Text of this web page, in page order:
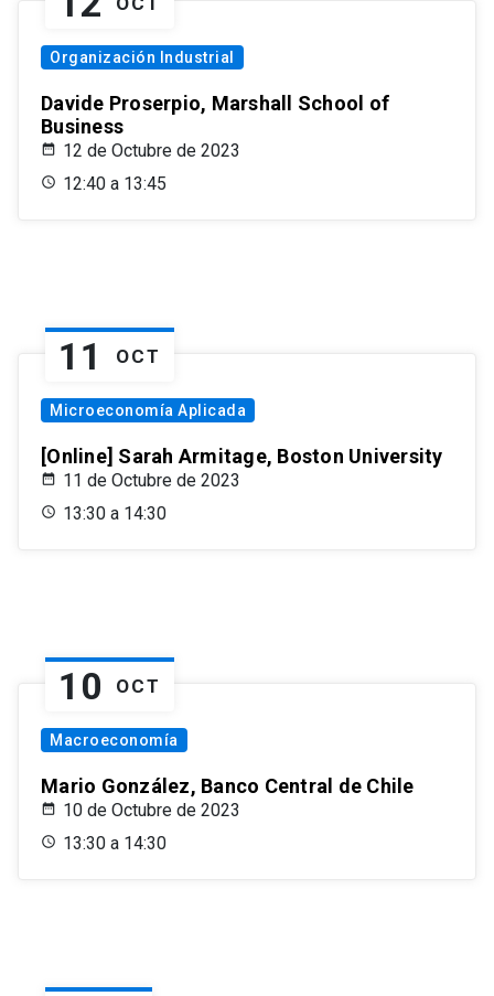
Organización Industrial
Davide Proserpio, Marshall School of
Business
12 de Octubre de 2023
12:40 a 13:45
11 OCT
Microeconomía Aplicada
[Online] Sarah Armitage, Boston University
11 de Octubre de 2023
13:30 a 14:30
10 OCT
Macroeconomía
Mario González, Banco Central de Chile
10 de Octubre de 2023
13:30 a 14:30